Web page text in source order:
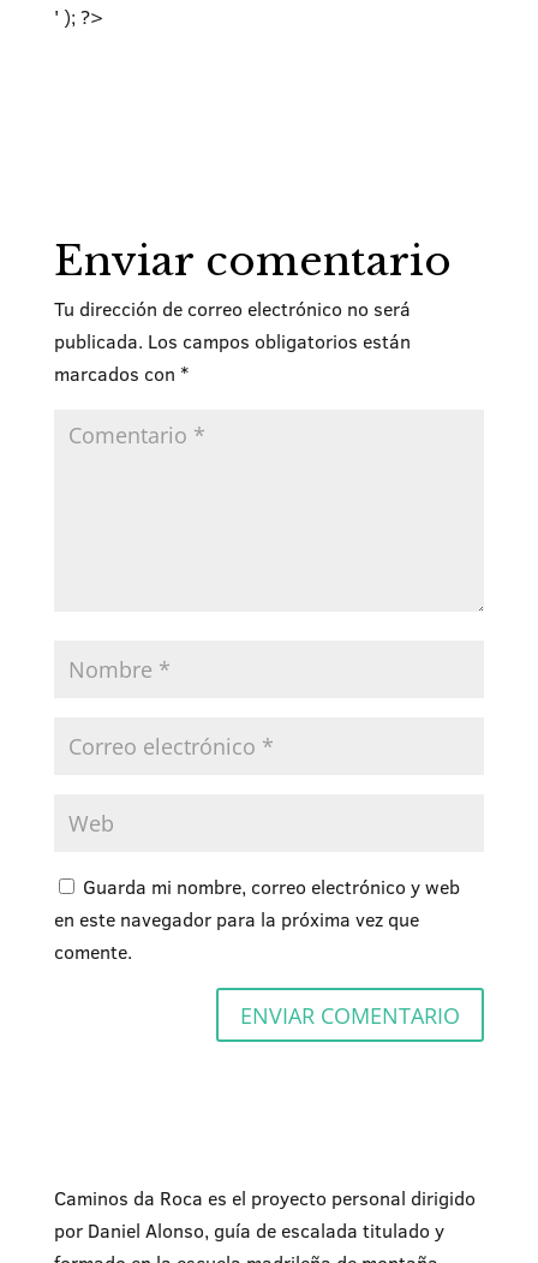
' ); ?>
Enviar comentario
Tu dirección de correo electrónico no será
publicada. Los campos obligatorios están
marcados con *
Guarda mi nombre, correo electrónico y web
en este navegador para la próxima vez que
comente.
Caminos da Roca es el proyecto personal dirigido
por Daniel Alonso, guía de escalada titulado y